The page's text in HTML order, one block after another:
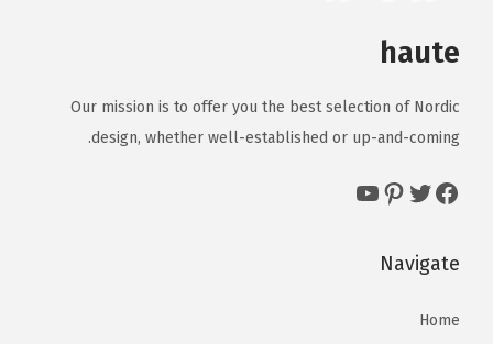
haute
Our mission is to offer you the best selection of Nordic
design, whether well-established or up-and-coming.
Facebook
Twitter
Pinterest
YouTube
Navigate
Home